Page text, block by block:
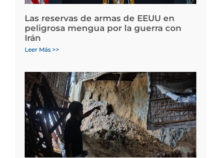
Las reservas de armas de EEUU en
peligrosa mengua por la guerra con
Irán
Leer Más >>